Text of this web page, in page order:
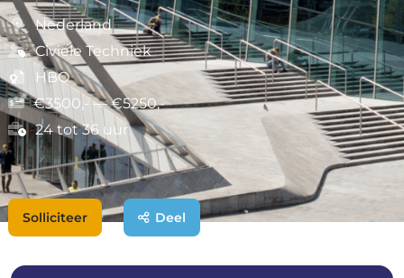
Nederland
Civiele Techniek
HBO
€3500,- — €5250,-
24 tot 36 uur
Solliciteer Deel